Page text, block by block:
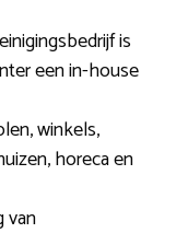
is
een in-house
winkels,
horeca en
van